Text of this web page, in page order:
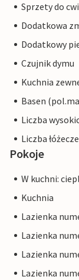
Sprzety do
Dodatkowa
Dodatkowy
Czujnik dymu
Kuchnia
Basen
Liczba
Liczba
Pokoje
W kuchni:
Kuchnia
Lazienka
Lazienka
Lazienka
Lazienka